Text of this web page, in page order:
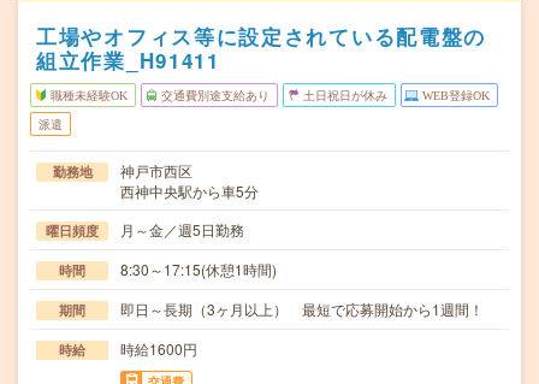
工場やオフィス等に設定されている配電盤の
組立作業_H91411
職種未経験OK 交通費別途支給あり 土日祝日が休み WEB登録OK
派遣
勤務地
神戸市西区
西神中央駅から車5分
曜日頻度 月～金／週5日勤務
時間 8:30～17:15(休憩1時間)
期間 即日～長期（3ヶ月以上） 最短で応募開始から1週間！
時給 時給1600円